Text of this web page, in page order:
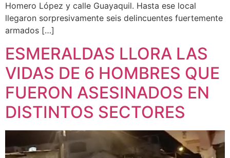
Homero López y calle Guayaquil. Hasta ese local
llegaron sorpresivamente seis delincuentes fuertemente
armados […]
ESMERALDAS LLORA LAS
VIDAS DE 6 HOMBRES QUE
FUERON ASESINADOS EN
DISTINTOS SECTORES